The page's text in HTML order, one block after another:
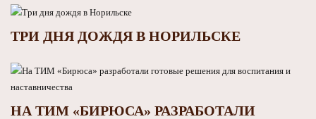
ТРИ ДНЯ ДОЖДЯ В НОРИЛЬСКЕ
НА ТИМ «БИРЮСА» РАЗРАБОТАЛИ